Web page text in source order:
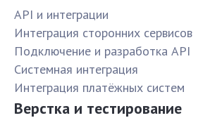
API и интеграции
Интеграция сторонних сервисов
Подключение и разработка API
Системная интеграция
Интеграция платёжных систем
Верстка и тестирование